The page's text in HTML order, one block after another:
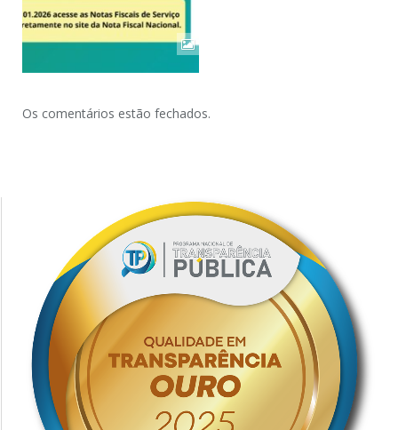
Os comentários estão fechados.